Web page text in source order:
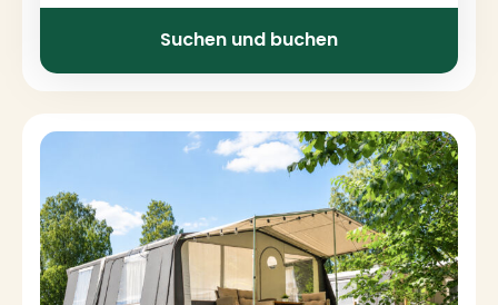
Suchen und buchen